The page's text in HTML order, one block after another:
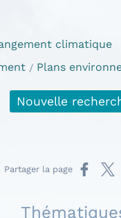
climatique
Plans
Nouvelle
Partager la page Partager